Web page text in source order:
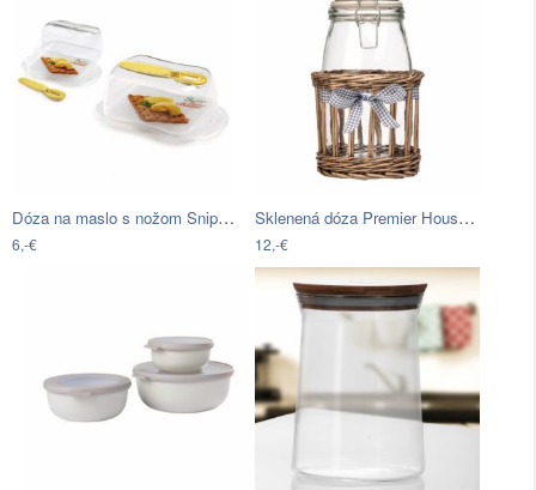
Dóza na maslo s nožom Snips Butter
6,-€
Sklenená dóza Premier Housewares…
12,-€